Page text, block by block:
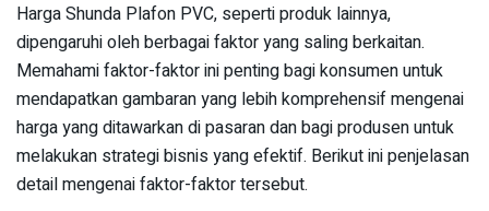
Harga Shunda Plafon PVC, seperti produk lainnya,
dipengaruhi oleh berbagai faktor yang saling berkaitan.
Memahami faktor-faktor ini penting bagi konsumen untuk
mendapatkan gambaran yang lebih komprehensif mengenai
harga yang ditawarkan di pasaran dan bagi produsen untuk
melakukan strategi bisnis yang efektif. Berikut ini penjelasan
detail mengenai faktor-faktor tersebut.